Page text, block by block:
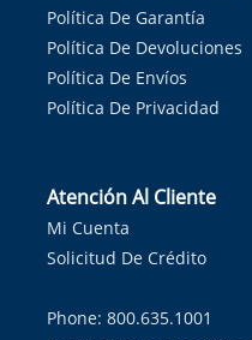
Política De Garantía
Política De Devoluciones
Política De Envíos
Política De Privacidad
Atención Al Cliente
Mi Cuenta
Solicitud De Crédito
Phone: 800.635.1001